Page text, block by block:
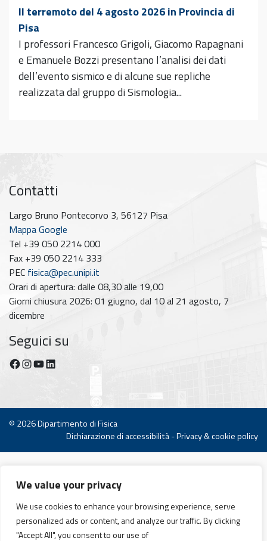
We value your privacy
We use cookies to enhance your browsing experience, serve
personalized ads or content, and analyze our traffic. By clicking
"Accept All", you consent to our use of
Il terremoto del 4 agosto 2026 in Provincia di
Pisa
I professori Francesco Grigoli, Giacomo Rapagnani
e Emanuele Bozzi presentano l’analisi dei dati
dell’evento sismico e di alcune sue repliche
realizzata dal gruppo di Sismologia...
Contatti
Largo Bruno Pontecorvo 3, 56127 Pisa
Mappa Google
Tel +39 050 2214 000
Fax +39 050 2214 333
PEC fisica@pec.unipi.it
Orari di apertura: dalle 08,30 alle 19,00
Giorni chiusura 2026: 01 giugno, dal 10 al 21 agosto, 7
dicembre
Seguici su
Facebook
Instagram
YouTube
https://www.linkedin.com/company/dipartimento-di-fisica-unipi/posts/?feedView=all
© 2026Dipartimento di Fisica
Dichiarazione di accessibilità-Privacy & cookie policy